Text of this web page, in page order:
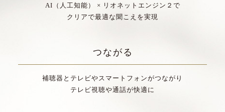
AI（人工知能） × リオネットエンジン２で
クリアで最適な聞こえを実現
つながる
補聴器とテレビやスマートフォンがつながり
テレビ視聴や通話が快適に